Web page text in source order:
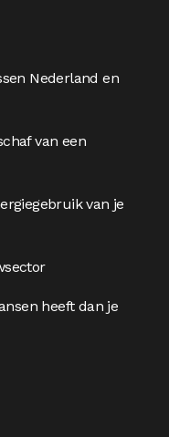
Nederland en
van een
van je
heeft dan je